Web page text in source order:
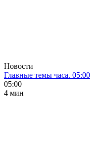
Новости
Главные темы часа. 05:00
05:00
4 мин